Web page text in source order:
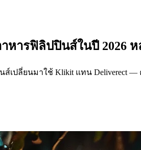
หารฟิลิปปินส์ในปี 2026
ปลี่ยนมาใช้ Klikit แทน Deliverect —